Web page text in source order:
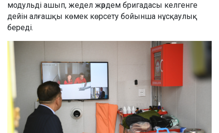
модульді ашып, жедел жәрдем бригадасы келгенге
дейін алғашқы көмек көрсету бойынша нұсқаулық
береді.